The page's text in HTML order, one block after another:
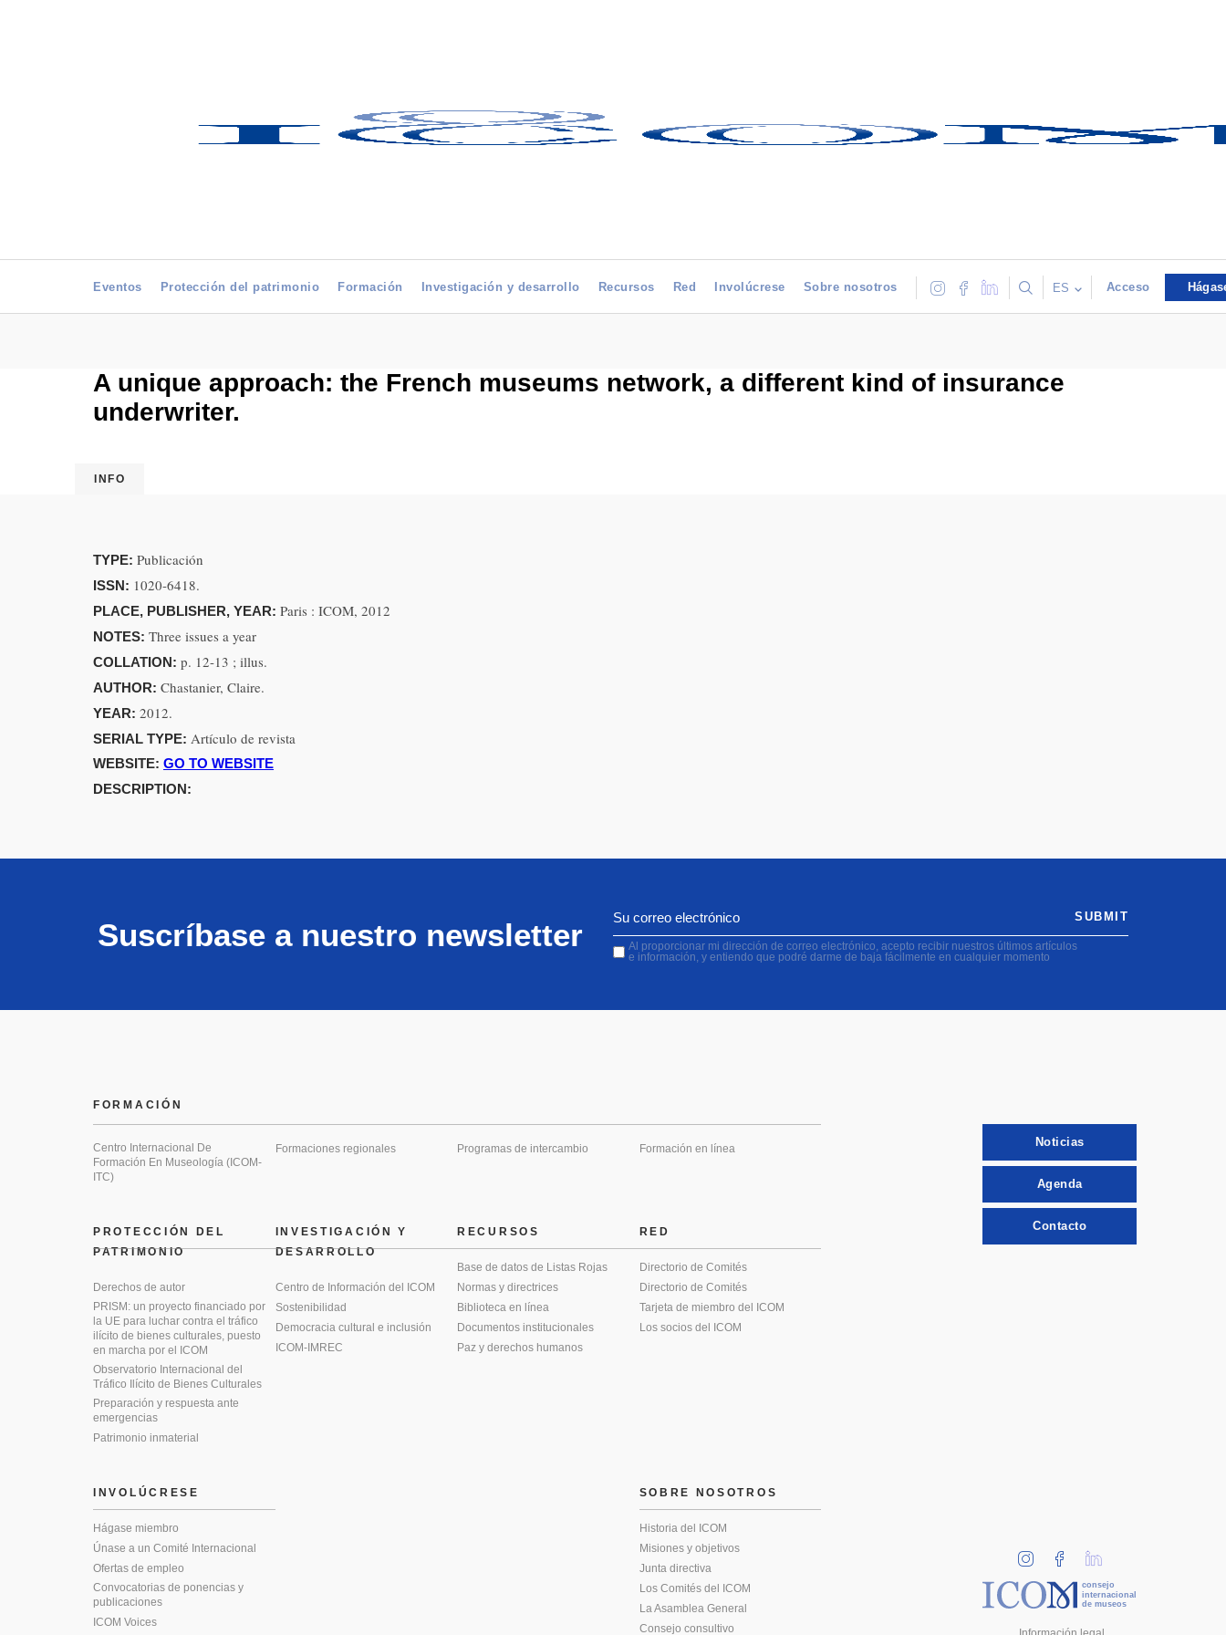
Eventos Protección del patrimonio Formación Investigación y desarrollo Recursos Red Involúcrese Sobre nosotros ES Acceso
A unique approach: the French museums network, a different kind of insurance
underwriter.
INFO
TYPE: Publicación
ISSN: 1020-6418.
PLACE, PUBLISHER, YEAR: Paris : ICOM, 2012
NOTES: Three issues a year
COLLATION: p. 12-13 ; illus.
AUTHOR: Chastanier, Claire.
YEAR: 2012.
SERIAL TYPE: Artículo de revista
WEBSITE: GO TO WEBSITE
DESCRIPTION:
Suscríbase a nuestro newsletter
Al proporcionar mi dirección de correo electrónico, acepto recibir nuestros últimos artículos
e información, y entiendo que podré darme de baja fácilmente en cualquier momento
SUBMIT
PROTECCIÓN DEL
PATRIMONIO
Derechos de autor
PRISM: un proyecto financiado por
la UE para luchar contra el tráfico
ilícito de bienes culturales, puesto
en marcha por el ICOM
Observatorio Internacional del
Tráfico Ilícito de Bienes Culturales
Preparación y respuesta ante
emergencias
Patrimonio inmaterial
FORMACIÓN
Centro Internacional De
Formación En Museología (ICOM-
ITC)
Formaciones regionales Programas de intercambio Formación en línea
INVESTIGACIÓN Y
DESARROLLO
Centro de Información del ICOM
Sostenibilidad
Democracia cultural e inclusión
ICOM-IMREC
RECURSOS
Base de datos de Listas Rojas
Normas y directrices
Biblioteca en línea
Documentos institucionales
Paz y derechos humanos
RED
Directorio de Comités
Directorio de Comités
Tarjeta de miembro del ICOM
Los socios del ICOM
INVOLÚCRESE
Hágase miembro
Únase a un Comité Internacional
Ofertas de empleo
Convocatorias de ponencias y
publicaciones
ICOM Voices
SOBRE NOSOTROS
Historia del ICOM
Misiones y objetivos
Junta directiva
Los Comités del ICOM
La Asamblea General
Consejo consultivo
Noticias
Agenda
Contacto
consejo
internacional
de museos